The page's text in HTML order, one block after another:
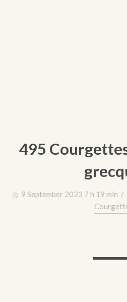
495
9 September 2023 7 h 19 min /